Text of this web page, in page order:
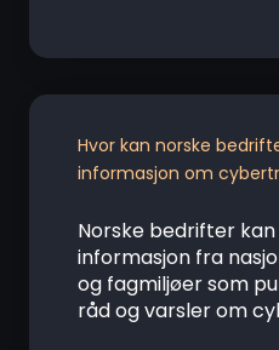
Hvor kan norske
informasjon om
Norske bedrifter
informasjon fra
og fagmiljøer som
råd og varsler om